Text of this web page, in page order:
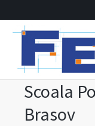
Scoala
Brasov